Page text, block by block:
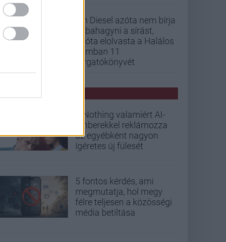
Vin Diesel azóta nem bírja
abbahagyni a sírást,
mióta elolvasta a Halálos
iramban 11
forgatókönyvét
A Nothing valamiért AI-
emberekkel reklámozza
az egyébként nagyon
ígéretes új fülesét
5 fontos kérdés, ami
megmutatja, hol megy
félre teljesen a közösségi
média betiltása